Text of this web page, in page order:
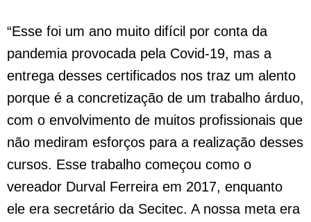
“Esse foi um ano muito difícil por conta da
pandemia provocada pela Covid-19, mas a
entrega desses certificados nos traz um alento
porque é a concretização de um trabalho árduo,
com o envolvimento de muitos profissionais que
não mediram esforços para a realização desses
cursos. Esse trabalho começou como o
vereador Durval Ferreira em 2017, enquanto
ele era secretário da Secitec. A nossa meta era